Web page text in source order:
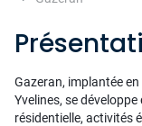
Gazeran, implantée
Yvelines, se
résidentielle, activités